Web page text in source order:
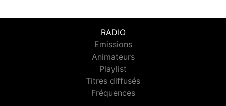
RADIO
Emissions
Animateurs
Playlist
Titres diffusés
Fréquences